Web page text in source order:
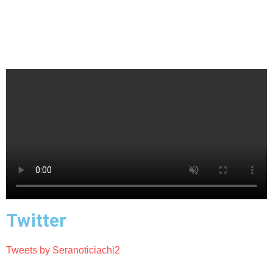
Twitter
Tweets by Seranoticiachi2